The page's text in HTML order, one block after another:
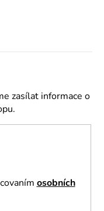
zasílat informace o
osobních